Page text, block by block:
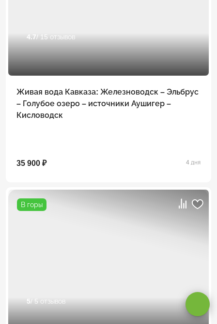
4.7/ 15 отзывов
Живая вода Кавказа: Железноводск – Эльбрус
– Голубое озеро – источники Аушигер –
Кисловодск
35 900 ₽ 4 дня
В горы
5/ 5 отзывов